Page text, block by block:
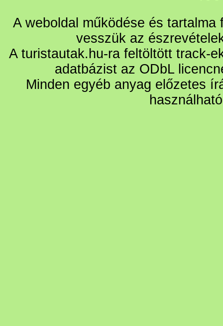
A weboldal működése és
vesszük az
A turistautak.hu-ra feltöltött track-
adatbázist az ODbL
Minden egyéb anyag előzetes